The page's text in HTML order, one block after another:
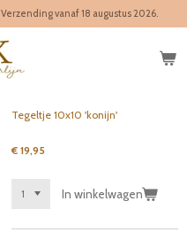
Verzending vanaf 18 augustus 2026.
Tegeltje 10x10 'konijn'
€ 19,95
In winkelwagen